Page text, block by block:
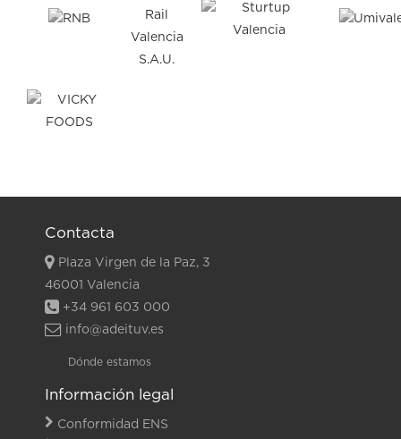
Contacta
Plaza Virgen de la Paz, 3
46001 Valencia
+34 961 603 000
info@adeituv.es
Dónde estamos
Información legal
Conformidad ENS